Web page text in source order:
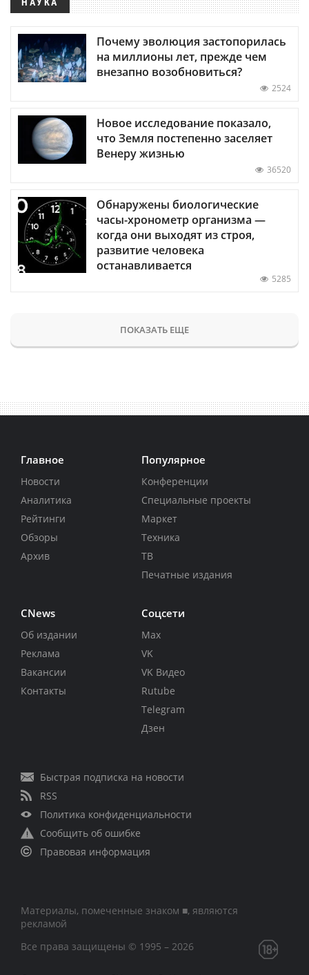
Почему эволюция застопорилась
на миллионы лет, прежде чем
внезапно возобновиться?
2524
Новое исследование показало,
что Земля постепенно заселяет
Венеру жизнью
36520
Обнаружены биологические
часы-хронометр организма —
когда они выходят из строя,
развитие человека
останавливается
5285
ПОКАЗАТЬ ЕЩЕ
Главное
Новости
Аналитика
Рейтинги
Обзоры
Архив
Популярное
Конференции
Специальные проекты
Маркет
Техника
ТВ
Печатные издания
CNews
Об издании
Реклама
Вакансии
Контакты
Соцсети
Max
VK
VK Видео
Rutube
Telegram
Дзен
Быстрая подписка на новости
RSS
Политика конфиденциальности
Сообщить об ошибке
Правовая информация
Материалы, помеченные знаком ■, являются
рекламой
Все права защищены © 1995 – 2026